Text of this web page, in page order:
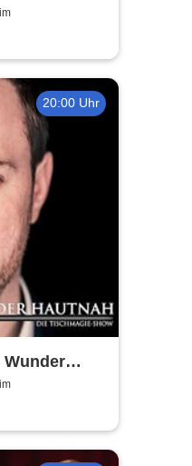
20:00 Uhr
Wunder